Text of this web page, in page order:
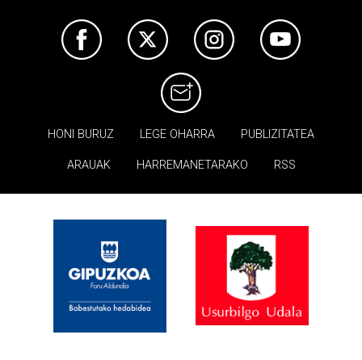
HONI BURUZ LEGE OHARRA PUBLIZITATEA
ARAUAK HARREMANETARAKO RSS